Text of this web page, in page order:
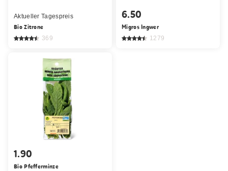
Aktueller Tagespreis
Bio Zitrone
369
6.50
Migros Ingwer
1279
1.90
Bio Pfefferminze